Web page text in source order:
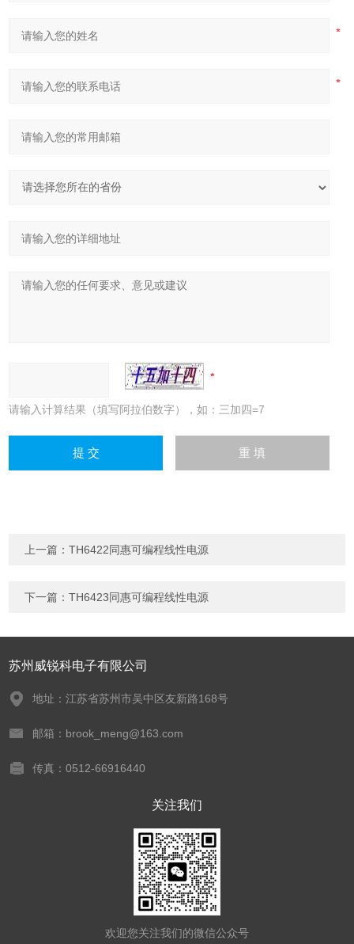
请输入计算结果（填写阿拉伯数字），如：三加四=7
上一篇：TH6422同惠可编程线性电源
下一篇：TH6423同惠可编程线性电源
苏州威锐科电子有限公司
地址：江苏省苏州市吴中区友新路168号
邮箱：brook_meng@163.com
传真：0512-66916440
关注我们
欢迎您关注我们的微信公众号